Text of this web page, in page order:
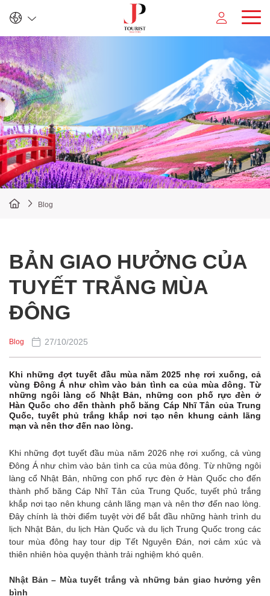
Đăng nhập
Blog
BẢN GIAO HƯỞNG CỦA
TUYẾT TRẮNG MÙA
ĐÔNG
Blog 27/10/2025
Khi những đợt tuyết đầu mùa năm 2025 nhẹ rơi xuống, cả
vùng Đông Á như chìm vào bản tình ca của mùa đông. Từ
những ngôi làng cổ Nhật Bản, những con phố rực đèn ở
Hàn Quốc cho đến thành phố băng Cáp Nhĩ Tân của Trung
Quốc, tuyết phủ trắng khắp nơi tạo nên khung cảnh lãng
mạn và nên thơ đến nao lòng.
Khi những đợt tuyết đầu mùa năm 2026 nhẹ rơi xuống, cả vùng
Đông Á như chìm vào bản tình ca của mùa đông. Từ những ngôi
làng cổ Nhật Bản, những con phố rực đèn ở Hàn Quốc cho đến
thành phố băng Cáp Nhĩ Tân của Trung Quốc, tuyết phủ trắng
khắp nơi tạo nên khung cảnh lãng mạn và nên thơ đến nao lòng.
Đây chính là thời điểm tuyệt vời để bắt đầu những hành trình du
lịch Nhật Bản, du lịch Hàn Quốc và du lịch Trung Quốc trong các
tour mùa đông hay tour dịp Tết Nguyên Đán, nơi cảm xúc và
thiên nhiên hòa quyện thành trải nghiệm khó quên.
Nhật Bản – Mùa tuyết trắng và những bản giao hưởng yên
bình